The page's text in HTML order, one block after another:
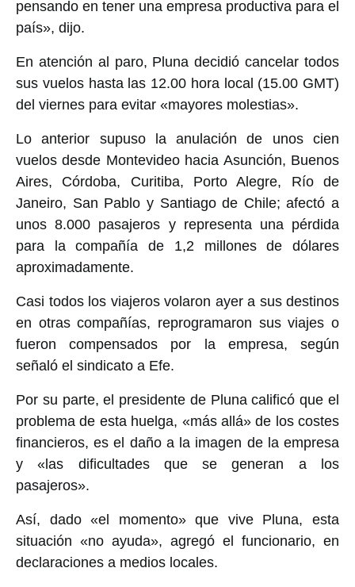
pensando en tener una empresa productiva para el
país», dijo.
En atención al paro, Pluna decidió cancelar todos
sus vuelos hasta las 12.00 hora local (15.00 GMT)
del viernes para evitar «mayores molestias».
Lo anterior supuso la anulación de unos cien
vuelos desde Montevideo hacia Asunción, Buenos
Aires, Córdoba, Curitiba, Porto Alegre, Río de
Janeiro, San Pablo y Santiago de Chile; afectó a
unos 8.000 pasajeros y representa una pérdida
para la compañía de 1,2 millones de dólares
aproximadamente.
Casi todos los viajeros volaron ayer a sus destinos
en otras compañías, reprogramaron sus viajes o
fueron compensados por la empresa, según
señaló el sindicato a Efe.
Por su parte, el presidente de Pluna calificó que el
problema de esta huelga, «más allá» de los costes
financieros, es el daño a la imagen de la empresa
y «las dificultades que se generan a los
pasajeros».
Así, dado «el momento» que vive Pluna, esta
situación «no ayuda», agregó el funcionario, en
declaraciones a medios locales.